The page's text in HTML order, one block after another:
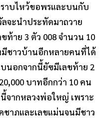
าบไหว้ขอพรและบนกับ
จะนำประทัดมาถวาย
ท้าย 3 ตัว 008 จำนวน 10
มีชาวบ้านอีกหลายคนที่ได้
นอกจากนี้ยัฃมีเลขท้าย 2
บาทอีกกว่า 10 คน
จากหลวงพ่อใหญ่ เพราะ
ชาภและเลขแม่นจนมีชาว